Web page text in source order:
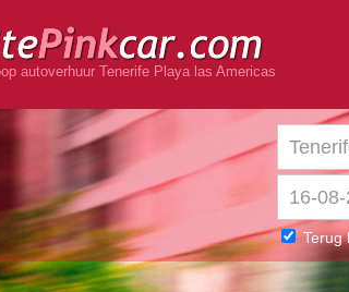
autoverhuur Tenerife Playa las Americas
Terug